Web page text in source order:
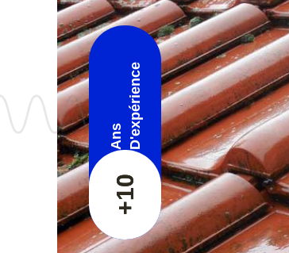
+10
Ans D'expérience